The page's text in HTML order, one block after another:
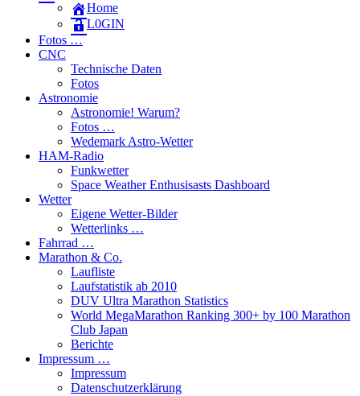
Home
L​0​​GIN
Fotos …
CNC
Technische Daten
Fotos
Astronomie
Astronomie! Warum?
Fotos …
Wedemark Astro-Wetter
HAM-Radio
Funkwetter
Space Weather Enthusisasts Dashboard
Wetter
Eigene Wetter-Bilder
Wetterlinks …
Fahrrad …
Marathon & Co.
Laufliste
Laufstatistik ab 2010
DUV Ultra Marathon Statistics
World MegaMarathon Ranking 300+ by 100 Marathon
Club Japan
Berichte
Impressum …
Impressum
Datenschutzerklärung